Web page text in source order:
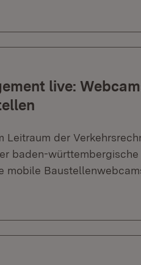
live:
Leitraum der
baden-
mobile